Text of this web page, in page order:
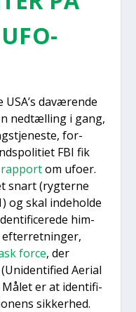
USA’s davæ­ren­de
nedtæl­ling i gang,
for­
FBI fik
rap­portom ufo­er.
snart (ryg­ter­ne
og skal inde­hol­de
him­
efter­ret­nin­ger,
for­ce, der
Aeri­al
Målet er at iden­ti­fi­
sik­ker­hed.